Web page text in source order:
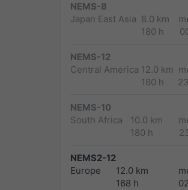
NEMS-8
Japan East Asia 8.0 km
180 h
NEMS-12
Central America 12.0 km
180 h
NEMS-10
South Africa
10.0 km
180 h
NEMS2-12
Europe
12.0 km
168 h